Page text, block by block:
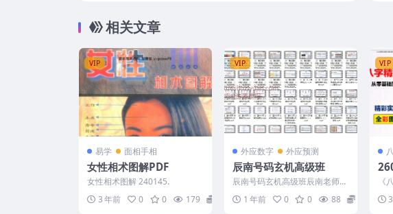
相关文章
VIP
易学 面相手相
女性相术图解PDF
女性相术图解 240145.
3 年前
0 0 179
VIP
外应数字 外应预测
辰南号码玄机高级班
辰南号码玄机高级班辰南老师
《号码玄机高阶班》教学视频5
1集是37集的更新版 25...
1 年前 0 0 88
VIP
的
色
《
到
色